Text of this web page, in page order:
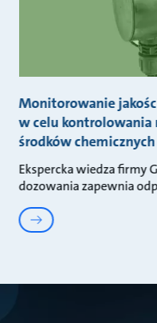
Monitorowanie
w celu kontrolowania
środków chemicznych
Ekspercka wiedza firmy
dozowania zapewnia